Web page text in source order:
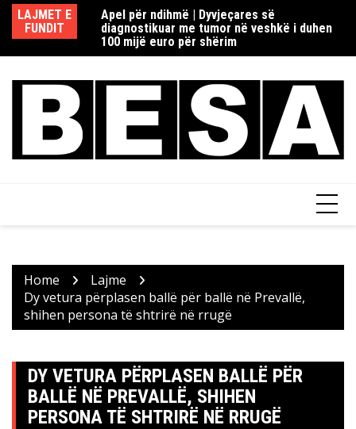
Skip
content
LAJMET E
FUNDIT
rome në
si dhe Fake
Apel për ndihmë | Dyvjeçares së
diagnostikuar me tumor në veshkë i duhen
100 mijë euro për shërim
Home
Lajme
Dy vetura përplasen ballë për ballë në Prevallë,
shihen persona të shtrirë në rrugë
DY VETURA PËRPLASEN BALLË PËR
BALLË NË PREVALLË, SHIHEN
PERSONA TË SHTRIRË NË RRUGË